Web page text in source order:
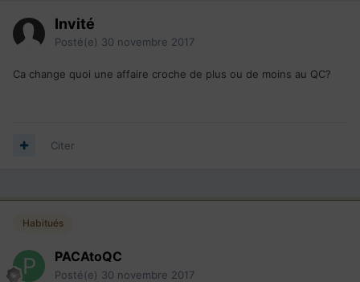
Invité
Posté(e) 30 novembre 2017
Ca change quoi une affaire croche de plus ou de moins au QC?
Citer
Habitués
PACAtoQC
Posté(e) 30 novembre 2017